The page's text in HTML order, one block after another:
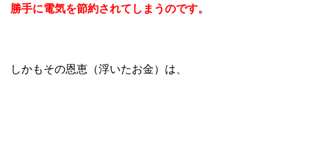
勝手に電気を節約されてしまうのです。
しかもその恩恵（浮いたお金）は、